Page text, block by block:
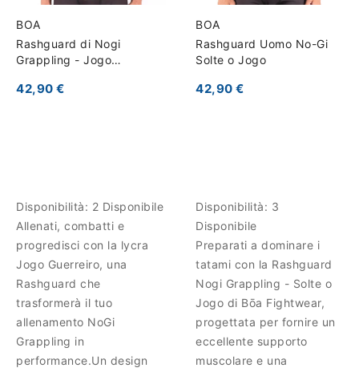
BOA
Rashguard di Nogi
Grappling - Jogo
42,90 €
Disponibilità: 2 Disponibile
Allenati, combatti e
progredisci con la lycra
Jogo Guerreiro, una
Rashguard che
trasformerà il tuo
allenamento NoGi
Grappling in
performance.Un design
BOA
Rashguard Uomo No-Gi
Solte o Jogo
42,90 €
Disponibilità: 3
Disponibile
Preparati a dominare i
tatami con la Rashguard
Nogi Grappling - Solte o
Jogo di Bōa Fightwear,
progettata per fornire un
eccellente supporto
muscolare e una